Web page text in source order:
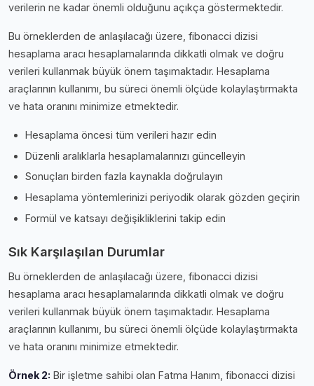
verilerin ne kadar önemli olduğunu açıkça göstermektedir.
Bu örneklerden de anlaşılacağı üzere, fibonacci dizisi
hesaplama aracı hesaplamalarında dikkatli olmak ve doğru
verileri kullanmak büyük önem taşımaktadır. Hesaplama
araçlarının kullanımı, bu süreci önemli ölçüde kolaylaştırmakta
ve hata oranını minimize etmektedir.
Hesaplama öncesi tüm verileri hazır edin
Düzenli aralıklarla hesaplamalarınızı güncelleyin
Sonuçları birden fazla kaynakla doğrulayın
Hesaplama yöntemlerinizi periyodik olarak gözden geçirin
Formül ve katsayı değişikliklerini takip edin
Sık Karşılaşılan Durumlar
Bu örneklerden de anlaşılacağı üzere, fibonacci dizisi
hesaplama aracı hesaplamalarında dikkatli olmak ve doğru
verileri kullanmak büyük önem taşımaktadır. Hesaplama
araçlarının kullanımı, bu süreci önemli ölçüde kolaylaştırmakta
ve hata oranını minimize etmektedir.
Örnek 2: Bir işletme sahibi olan Fatma Hanım, fibonacci dizisi